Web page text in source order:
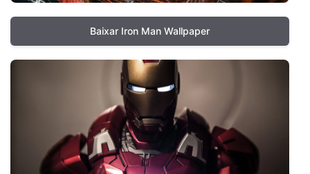
Baixar Iron Man Wallpaper